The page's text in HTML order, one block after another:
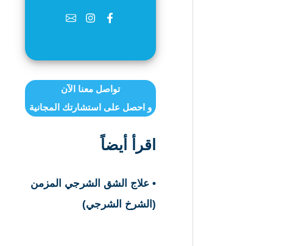
تواصل معنا الآن
و احصل على استشارتك المجانية
اقرأ أيضاً
• علاج الشق الشرجي المزمن
(الشرخ الشرجي)